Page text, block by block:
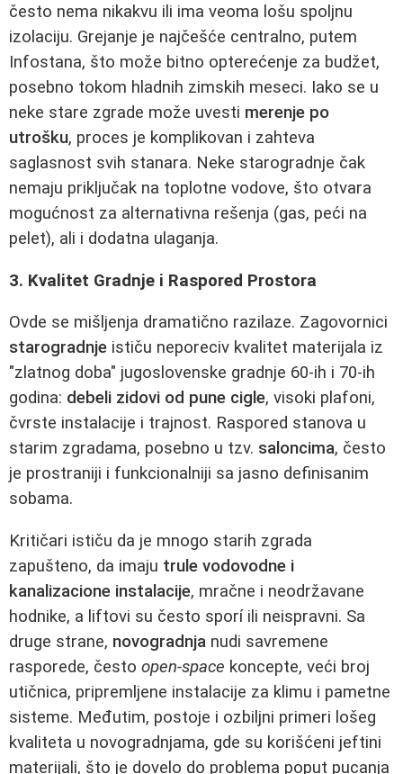
često nema nikakvu ili ima veoma lošu spoljnu
izolaciju. Grejanje je najčešće centralno, putem
Infostana, što može bitno opterećenje za budžet,
posebno tokom hladnih zimskih meseci. Iako se u
neke stare zgrade može uvesti merenje po
utrošku, proces je komplikovan i zahteva
saglasnost svih stanara. Neke starogradnje čak
nemaju priključak na toplotne vodove, što otvara
mogućnost za alternativna rešenja (gas, peći na
pelet), ali i dodatna ulaganja.
3. Kvalitet Gradnje i Raspored Prostora
Ovde se mišljenja dramatično razilaze. Zagovornici
starogradnje ističu neporeciv kvalitet materijala iz
"zlatnog doba" jugoslovenske gradnje 60-ih i 70-ih
godina: debeli zidovi od pune cigle, visoki plafoni,
čvrste instalacije i trajnost. Raspored stanova u
starim zgradama, posebno u tzv. saloncima, često
je prostraniji i funkcionalniji sa jasno definisanim
sobama.
Kritičari ističu da je mnogo starih zgrada
zapušteno, da imaju trule vodovodne i
kanalizacione instalacije, mračne i neodržavane
hodnike, a liftovi su često sporí ili neispravni. Sa
druge strane, novogradnja nudi savremene
rasporede, često open-space koncepte, veći broj
utičnica, pripremljene instalacije za klimu i pametne
sisteme. Međutim, postoje i ozbiljni primeri lošeg
kvaliteta u novogradnjama, gde su korišćeni jeftini
materijali, što je dovelo do problema poput pucanja